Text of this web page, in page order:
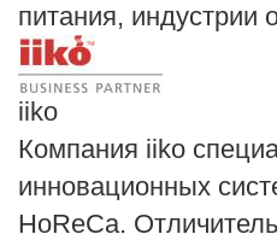
питания, индустрии
iiko
Компания iiko
инновационных
HoReCa.